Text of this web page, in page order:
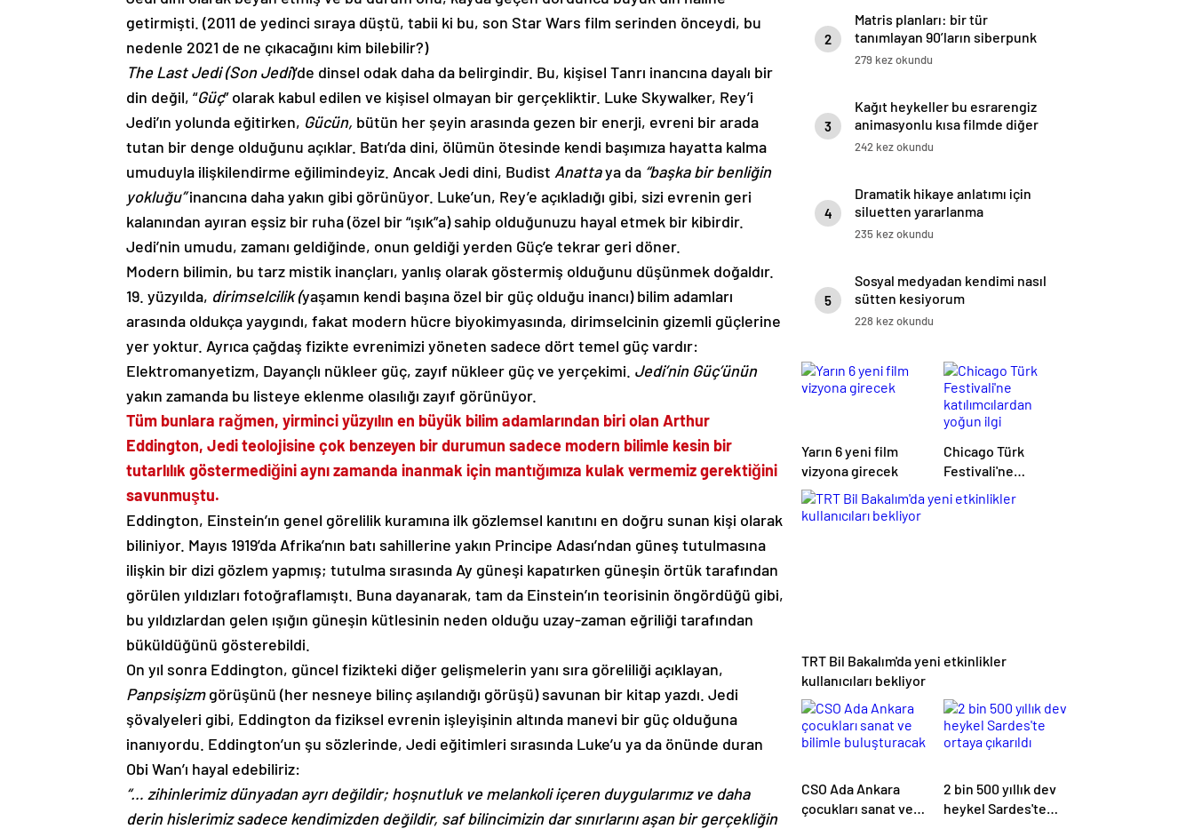
getirmişti. (2011 de yedinci sıraya düştü, tabii ki bu, son Star Wars film serinden önceydi, bu
nedenle 2021 de ne çıkacağını kim bilebilir?)
The Last Jedi (Son Jedi)’de dinsel odak daha da belirgindir. Bu, kişisel Tanrı inancına dayalı bir
din değil, “Güç” olarak kabul edilen ve kişisel olmayan bir gerçekliktir. Luke Skywalker, Rey’i
Jedi’ın yolunda eğitirken, Gücün, bütün her şeyin arasında gezen bir enerji, evreni bir arada
tutan bir denge olduğunu açıklar. Batı’da dini, ölümün ötesinde kendi başımıza hayatta kalma
umuduyla ilişkilendirme eğilimindeyiz. Ancak Jedi dini, Budist Anattaya da “başka bir benliğin
yokluğu”inancına daha yakın gibi görünüyor. Luke’un, Rey’e açıkladığı gibi, sizi evrenin geri
kalanından ayıran eşsiz bir ruha (özel bir “ışık”a) sahip olduğunuzu hayal etmek bir kibirdir.
Jedi’nin umudu, zamanı geldiğinde, onun geldiği yerden Güç’e tekrar geri döner.
Modern bilimin, bu tarz mistik inançları, yanlış olarak göstermiş olduğunu düşünmek doğaldır.
19. yüzyılda, dirimselcilik (yaşamın kendi başına özel bir güç olduğu inancı) bilim adamları
arasında oldukça yaygındı, fakat modern hücre biyokimyasında, dirimselcinin gizemli güçlerine
yer yoktur. Ayrıca çağdaş fizikte evrenimizi yöneten sadece dört temel güç vardır:
Elektromanyetizm, Dayançlı nükleer güç, zayıf nükleer güç ve yerçekimi. Jedi’nin Güç’ünün
yakın zamanda bu listeye eklenme olasılığı zayıf görünüyor.
Tüm bunlara rağmen, yirminci yüzyılın en büyük bilim adamlarından biri olan Arthur
Eddington, Jedi teolojisine çok benzeyen bir durumun sadece modern bilimle kesin bir
tutarlılık göstermediğini aynı zamanda inanmak için mantığımıza kulak vermemiz gerektiğini
savunmuştu.
Eddington, Einstein’ın genel görelilik kuramına ilk gözlemsel kanıtını en doğru sunan kişi olarak
biliniyor. Mayıs 1919’da Afrika’nın batı sahillerine yakın Principe Adası’ndan güneş tutulmasına
ilişkin bir dizi gözlem yapmış; tutulma sırasında Ay güneşi kapatırken güneşin örtük tarafından
görülen yıldızları fotoğraflamıştı. Buna dayanarak, tam da Einstein’ın teorisinin öngördüğü gibi,
bu yıldızlardan gelen ışığın güneşin kütlesinin neden olduğu uzay-zaman eğriliği tarafından
büküldüğünü gösterebildi.
On yıl sonra Eddington, güncel fizikteki diğer gelişmelerin yanı sıra göreliliği açıklayan,
Panpsişizmgörüşünü (her nesneye bilinç aşılandığı görüşü) savunan bir kitap yazdı. Jedi
şövalyeleri gibi, Eddington da fiziksel evrenin işleyişinin altında manevi bir güç olduğuna
inanıyordu. Eddington’un şu sözlerinde, Jedi eğitimleri sırasında Luke’u ya da önünde duran
Obi Wan’ı hayal edebiliriz:
“… zihinlerimiz dünyadan ayrı değildir; hoşnutluk ve melankoli içeren duygularımız ve daha
derin hislerimiz sadece kendimizden değildir, saf bilincimizin dar sınırlarını aşan bir gerçekliğin
2
Matris planları: bir tür
tanımlayan 90’ların siberpunk
filmleri
279 kez okundu
3
Kağıt heykeller bu esrarengiz
animasyonlu kısa filmde diğer
dünya olaylarıyla karşılaşır
242 kez okundu
4
Dramatik hikaye anlatımı için
siluetten yararlanma
235 kez okundu
5
Sosyal medyadan kendimi nasıl
sütten kesiyorum
228 kez okundu
Yarın 6 yeni film
vizyona girecek
Chicago Türk
Festivali'ne
katılımcılardan
yoğun ilgi
TRT Bil Bakalım'da yeni etkinlikler
kullanıcıları bekliyor
CSO Ada Ankara
çocukları sanat ve
2 bin 500 yıllık dev
heykel Sardes'te